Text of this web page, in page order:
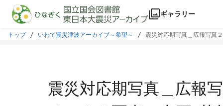
本文に飛ぶ
ギャラリー
トップ いわて震災津波アーカイブ～希望～ 震災対応期写真＿広報写真
震災対応期写真＿広報